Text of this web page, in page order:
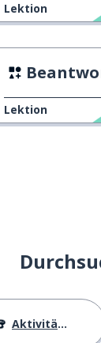
Lektion
Lektion
Aktivitäten